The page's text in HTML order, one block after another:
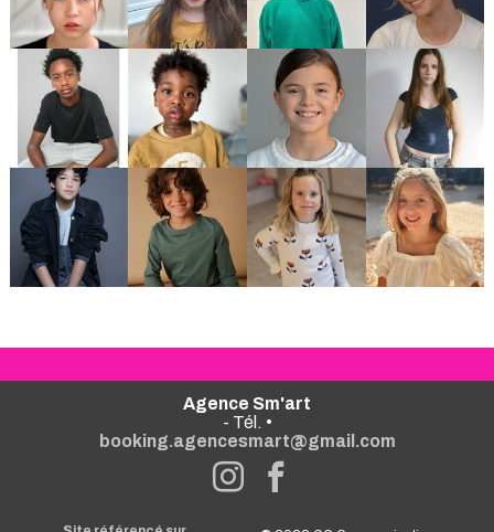
Agence Sm'art
- Tél. •
booking.agencesmart@gmail.com